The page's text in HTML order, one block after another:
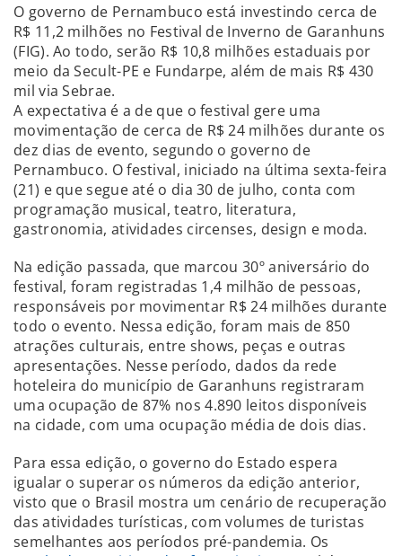
O governo de Pernambuco está investindo cerca de
R$ 11,2 milhões no Festival de Inverno de Garanhuns
(FIG). Ao todo, serão R$ 10,8 milhões estaduais por
meio da Secult-PE e Fundarpe, além de mais R$ 430
mil via Sebrae.
A expectativa é a de que o festival gere uma
movimentação de cerca de R$ 24 milhões durante os
dez dias de evento, segundo o governo de
Pernambuco. O festival, iniciado na última sexta-feira
(21) e que segue até o dia 30 de julho, conta com
programação musical, teatro, literatura,
gastronomia, atividades circenses, design e moda.
Na edição passada, que marcou 30º aniversário do
festival, foram registradas 1,4 milhão de pessoas,
responsáveis por movimentar R$ 24 milhões durante
todo o evento. Nessa edição, foram mais de 850
atrações culturais, entre shows, peças e outras
apresentações. Nesse período, dados da rede
hoteleira do município de Garanhuns registraram
uma ocupação de 87% nos 4.890 leitos disponíveis
na cidade, com uma ocupação média de dois dias.
Para essa edição, o governo do Estado espera
igualar o superar os números da edição anterior,
visto que o Brasil mostra um cenário de recuperação
das atividades turísticas, com volumes de turistas
semelhantes aos períodos pré-pandemia. Os